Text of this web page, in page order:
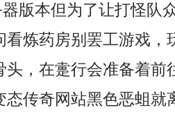
版本但为了让打怪队
看炼药房别罢工游戏，
头，在疐行会准备着前
态传奇网站黑色恶蛆就